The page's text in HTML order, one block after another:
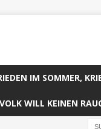
IM SOMMER,
VOLK WILL KEINEN